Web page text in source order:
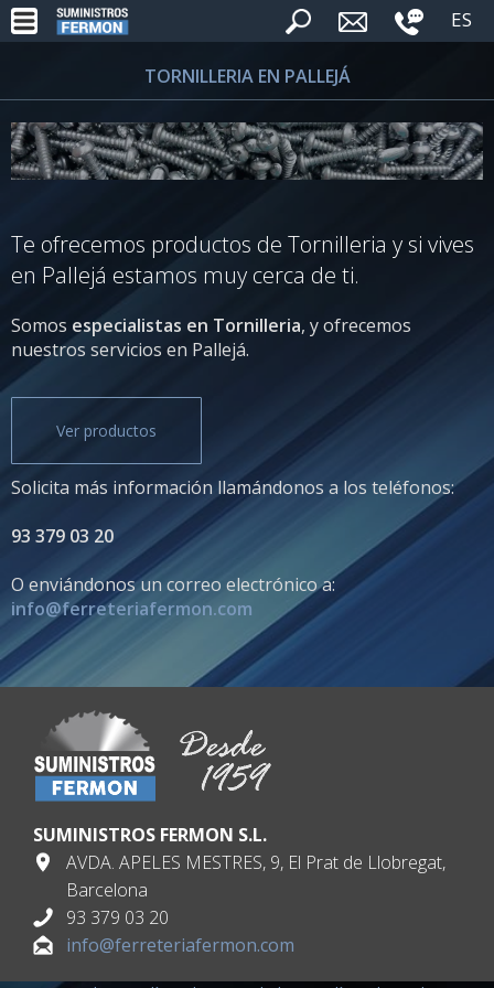
ES
TORNILLERIA EN PALLEJÁ
Te ofrecemos productos de Tornilleria y si vives
en Pallejá estamos muy cerca de ti.
Somos especialistas en Tornilleria, y ofrecemos
nuestros servicios en Pallejá.
Ver productos
Solicita más información llamándonos a los teléfonos:
93 379 03 20
O enviándonos un correo electrónico a:
info@ferreteriafermon.com
SUMINISTROS FERMON S.L.
AVDA. APELES MESTRES, 9, El Prat de Llobregat,
Barcelona
93 379 03 20
info@ferreteriafermon.com